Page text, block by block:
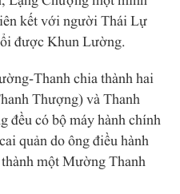
kết với người Thái Lự
được Khun Lường.
Thanh chia thành hai
Thượng) và Thanh
có bộ máy hành chính
quản do ông điều hành
một Mường Thanh